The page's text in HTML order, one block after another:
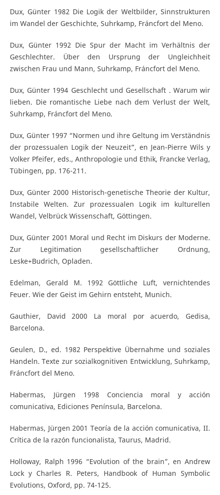
Dux, Günter 1982 Die Logik der Weltbilder, Sinnstrukturen
im Wandel der Geschichte, Suhrkamp, Fráncfort del Meno.
Dux, Günter 1992 Die Spur der Macht im Verhältnis der
Geschlechter. Über den Ursprung der Ungleichheit
zwischen Frau und Mann, Suhrkamp, Fráncfort del Meno.
Dux, Günter 1994 Geschlecht und Gesellschaft . Warum wir
lieben. Die romantische Liebe nach dem Verlust der Welt,
Suhrkamp, Fráncfort del Meno.
Dux, Günter 1997 “Normen und ihre Geltung im Verständnis
der prozessualen Logik der Neuzeit”, en Jean-Pierre Wils y
Volker Pfeifer, eds., Anthropologie und Ethik, Francke Verlag,
Tübingen, pp. 176-211.
Dux, Günter 2000 Historisch-genetische Theorie der Kultur,
Instabile Welten. Zur prozessualen Logik im kulturellen
Wandel, Velbrück Wissenschaft, Göttingen.
Dux, Günter 2001 Moral und Recht im Diskurs der Moderne.
Zur Legitimation gesellschaftlicher Ordnung,
Leske+Budrich, Opladen.
Edelman, Gerald M. 1992 Göttliche Luft, vernichtendes
Feuer. Wie der Geist im Gehirn entsteht, Munich.
Gauthier, David 2000 La moral por acuerdo, Gedisa,
Barcelona.
Geulen, D., ed. 1982 Perspektive Übernahme und soziales
Handeln. Texte zur sozialkognitiven Entwicklung, Suhrkamp,
Fráncfort del Meno.
Habermas, Jürgen 1998 Conciencia moral y acción
comunicativa, Ediciones Península, Barcelona.
Habermas, Jürgen 2001 Teoría de la acción comunicativa, II.
Crítica de la razón funcionalista, Taurus, Madrid.
Holloway, Ralph 1996 “Evolution of the brain”, en Andrew
Lock y Charles R. Peters, Handbook of Human Symbolic
Evolutions, Oxford, pp. 74-125.